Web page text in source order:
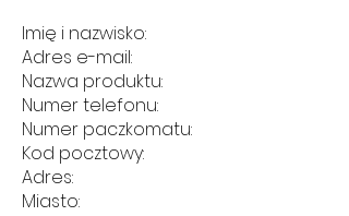
Imię i nazwisko:
Adres e-mail:
Nazwa produktu:
Numer telefonu:
Numer paczkomatu:
Kod pocztowy:
Adres:
Miasto: